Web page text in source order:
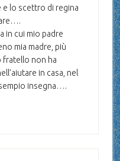
lo scettro di regina
in cui mio padre
mia madre, più
fratello non ha
in casa, nel
insegna….